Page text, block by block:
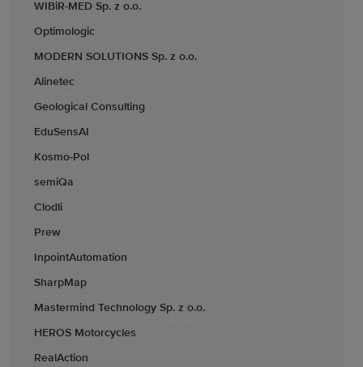
WIBiR-MED Sp. z o.o.
Optimologic
MODERN SOLUTIONS Sp. z o.o.
Alinetec
Geological Consulting
EduSensAI
Kosmo-Pol
semiQa
Clodli
Prew
InpointAutomation
SharpMap
Mastermind Technology Sp. z o.o.
HEROS Motorcycles
RealAction